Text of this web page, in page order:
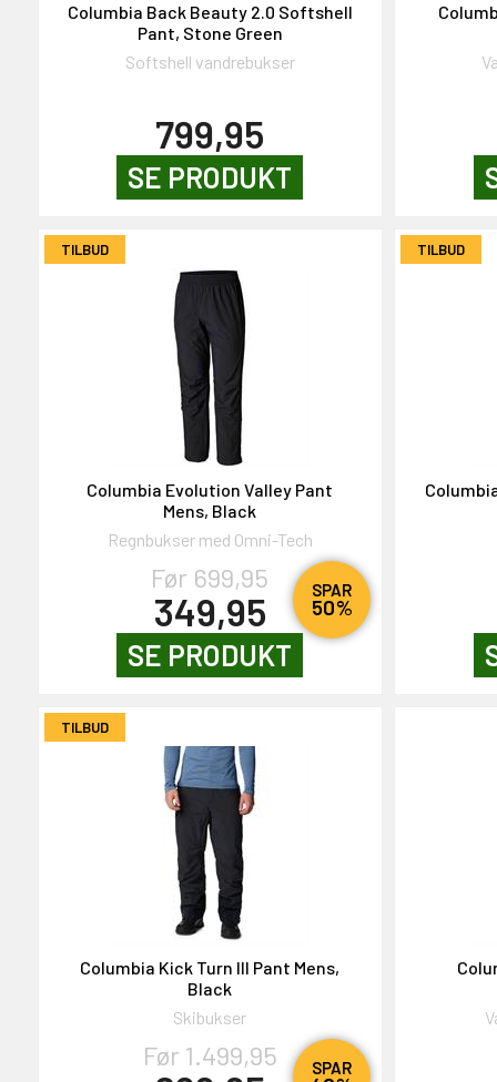
Columbia Back Beauty 2.0 Softshell
Pant, Stone Green
Softshell vandrebukser
799,95
SE PRODUKT
TILBUD
SPAR
50%
Columbia Evolution Valley Pant
Mens, Black
Regnbukser med Omni-Tech
Før 699,95
349,95
SE PRODUKT
TILBUD
TILBUD
SPAR
Columbia Kick Turn III Pant Mens,
Black
Skibukser
Før 1.499,95
PÅ 2000,-